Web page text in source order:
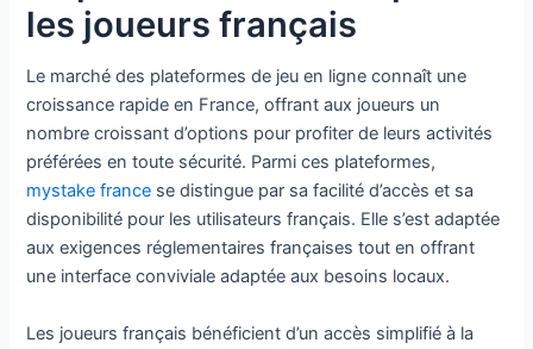
les joueurs français
Le marché des plateformes de jeu en ligne connaît une
croissance rapide en France, offrant aux joueurs un
nombre croissant d’options pour profiter de leurs activités
préférées en toute sécurité. Parmi ces plateformes,
mystake france se distingue par sa facilité d’accès et sa
disponibilité pour les utilisateurs français. Elle s’est adaptée
aux exigences réglementaires françaises tout en offrant
une interface conviviale adaptée aux besoins locaux.
Les joueurs français bénéficient d’un accès simplifié à la